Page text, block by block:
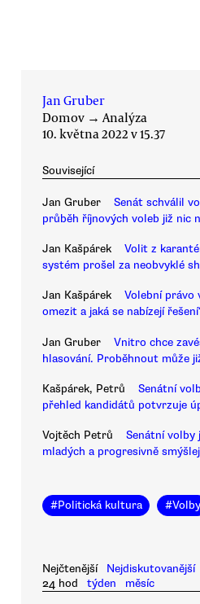
Jan Gruber
Domov →Analýza
10. května 2022 v 15.37
Související
Jan Gruber
Senát schválil
průběh říjnových voleb již nic
Jan Kašpárek
Volit z
systém prošel za neobvyklé
Jan Kašpárek
Volební právo
omezit a jaká se nabízejí
Jan Gruber
Vnitro chce
hlasování. Proběhnout může
Kašpárek, Petrů
Senátní
přehled kandidátů potvrzuje
Vojtěch Petrů
Senátní volby
mladých a progresivně
#Politická kultura #Volby
Nejčtenější
Nejdiskutovanější
24 hod
týden měsíc